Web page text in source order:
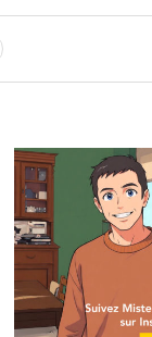
RECHERCHE